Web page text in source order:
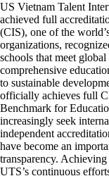
US Vietnam Talent
achieved full
(CIS), one of the
organizations,
schools that meet
comprehensive
to sustainable
officially achieves full
Benchmark for
increasingly seek
independent
have become an
transparency.
UTS’s continuous